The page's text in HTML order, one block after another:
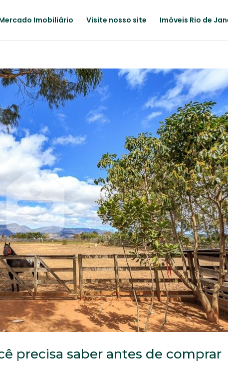
Imobiliário Visite nosso site Imóveis Rio de
precisa saber antes de comprar